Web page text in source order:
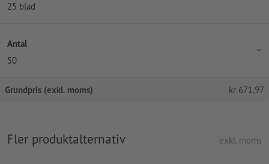
25 blad
Antal
50
Grundpris (exkl. moms) kr 671,97
Fler produktalternativ exkl. moms